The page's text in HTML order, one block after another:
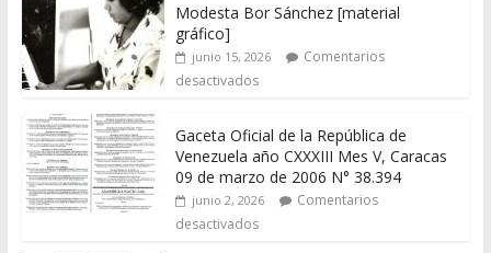
Modesta Bor Sánchez [material
gráfico]
junio 15, 2026
Comentarios
desactivados
Gaceta Oficial de la República de
Venezuela año CXXXIII Mes V, Caracas
09 de marzo de 2006 N° 38.394
junio 2, 2026
Comentarios
desactivados